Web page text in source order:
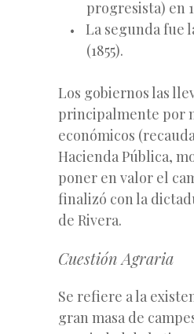
progresista) en
La segunda fue
(1855).
Los gobiernos las
principalmente por
económicos
Hacienda Pública,
poner en valor el
finalizó con la
de Rivera.
Cuestión Agraria
Se refiere a la
gran masa de